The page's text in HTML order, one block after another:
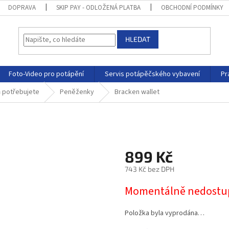
DOPRAVA SKIP PAY - ODLOŽENÁ PLATBA OBCHODNÍ PODMÍNKY
HLEDAT
Foto-Video pro potápění Servis potápěčského vybavení
potřebujete Peněženky Bracken wallet
899 Kč
743 Kč bez DPH
Momentálně
Položka byla vyprodána…